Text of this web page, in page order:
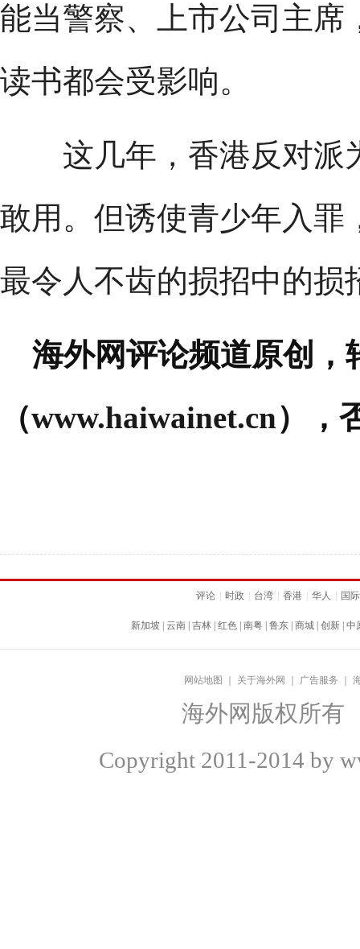
能当警察、上市公司主席
读书都会受影响。
这几年，香港反对派
敢用。但诱使青少年入罪
最令人不齿的损招中的损
海外网评论频道原创，
（www.haiwainet.cn），
评论 时政 台湾 香港 华人 国际
新加坡 云南 吉林 红色 南粤 鲁东 商城 创新 中
网站地图 关于海外网 广告服务
海外网版权所有
Copyright 2011-2014 by